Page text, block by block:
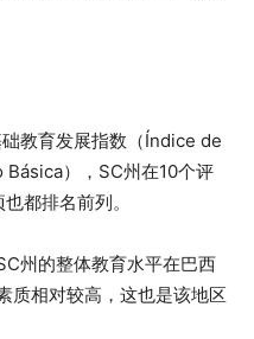
教育发展指数（Índice de
），SC州在10个评
都排名前列。
州的整体教育水平在巴西
质相对较高，这也是该地区